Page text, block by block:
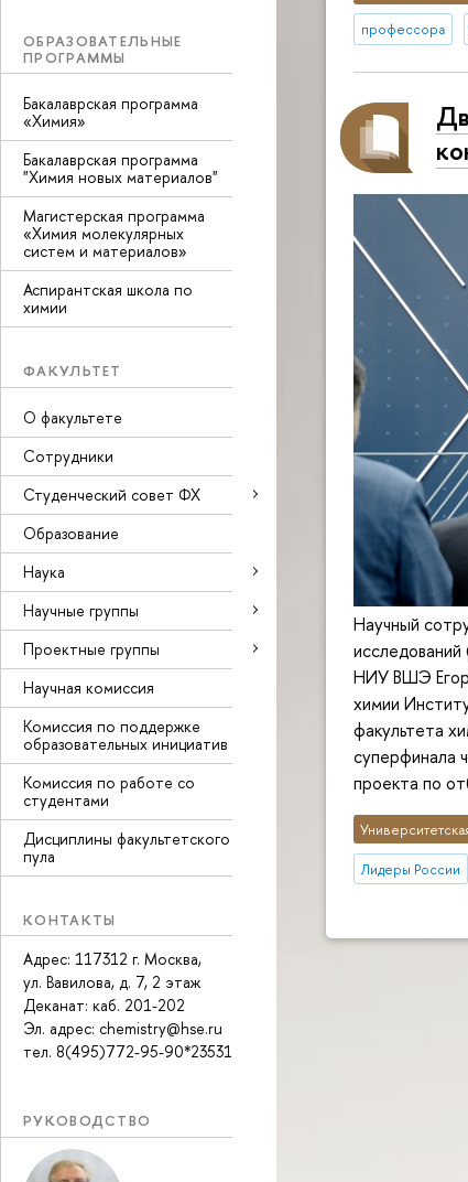
ОБРАЗОВАТЕЛЬНЫЕ
ПРОГРАММЫ
Бакалаврская программа
«Химия»
Бакалаврская программа
"Химия новых материалов"
Магистерская программа
«Химия молекулярных
систем и материалов»
Аспирантская школа по
химии
ФАКУЛЬТЕТ
О факультете
Сотрудники
Студенческий совет ФХ
Образование
Наука
Научные группы
Проектные группы
Научная комиссия
Комиссия по поддержке
образовательных инициатив
Комиссия по работе со
студентами
Дисциплины факультетского
пула
КОНТАКТЫ
Адрес: 117312 г. Москва,
ул. Вавилова, д. 7, 2 этаж
Деканат: каб. 201-202
Эл. адрес: chemistry@hse.ru
тел. 8(495)772-95-90*23531
РУКОВОДСТВО
профессора
Научный
НИУ ВШЭ Егор
химии
факультета
суперфинала
проекта по
Лидеры России